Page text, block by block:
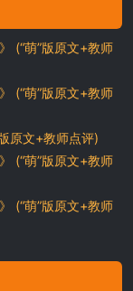
(“萌”版原文+教师
(“萌”版原文+教师
原文+教师点评)
(“萌”版原文+教师
(“萌”版原文+教师